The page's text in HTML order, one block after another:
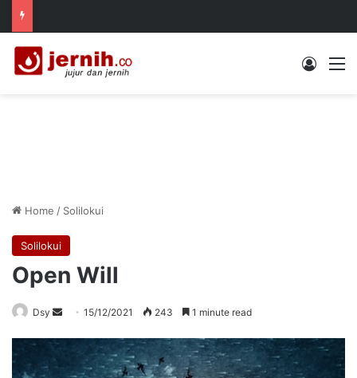
Log In
Home / Solilokui
Solilokui
Open Will
Dsy
Send15/12/2021 243 1 minute read